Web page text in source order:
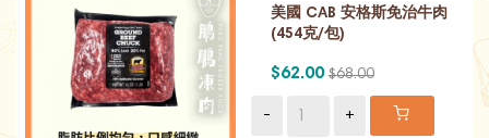
美國 CAB 安格斯免治牛肉
(454克/包)
$62.00 $68.00
- +